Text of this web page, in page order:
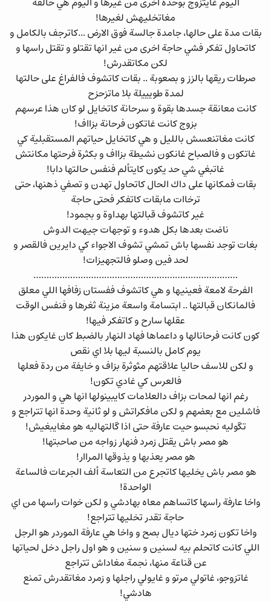
اليوم غايتزوج بوحدة اخرى من غيرها و اليوم هي حالفة
مغاتخليهش لغيرها!
بقات مدة على حالها، جامدة جالسة فوق الارض ...كاترجف بالكامل و
كاتحاول تفكر فشي حاجة اخرى من غير انها تقتلو و تقتل راسها و
لكن مكاتقدرش!
صرطات ريقها بالزز و بصعوبة .. بقات كاتشوف فالفراغ على حالتها
لمدة طويييلة بلا ماتزحزح
كانت معانقة جسدها بقوة و سرحانة كاتخايل لو كان هذا عرسهم
بزوج كانت غاتكون فرحانة بزااف!
كانت مغاتنعسش بالليل و هي كاتخايل حياتهم المستقبلية كي
غاتكون و فالصباح غانكون نشيطة بزااف و بكثرة فرحتها مكانتش
غاتبغي شي حد يكون كايتألم فنفس حالتها دابا!
بقات فمكانها على داك الحال كاتحاول تهدن و تصفي ذهنها، حتى
ترخاات مابقات كاتفكر فحتى حاجة
غير كاتشوف قبالتها بهداوة و بجمود!
ناضت بعدها بكل هدوء و توجهات جيهت الدوش
بغات توجد نفسها باش تمشي تشوف الاجواء كي دايرين فالقصر و
لحد فين وصلو فالتجهيزات!
……………………………………………………………………
الفرحة لامعة فعينيها و هي كاتشوف ففستان زفافها اللي معلق
فالمانكان قبالتها .. ابتسامة واسعة مزينة ثغرها و فنفس الوقت
عقلها سارح و كاتفكر فيها!
كون كانت فرحانالها و داعماها فهاد النهار بالضبط كان غايكون هذا
يوم كامل بالنسبة ليها بلا اي نقص
و لكن للاسف حاليا علاقتهم مثوثرة بزاف و خايفة من ردة فعلها
فالعرس كي غادي تكون!
رغم انها لمحات بزاف دالعلامات كايبينولها انها هي و الموردر
فاشلين مع بعضهم و لكن مافكراتش و لو ثانية وحدة انها تتراجع و
تگوليه نحبسو حيت عارفة حتى اذا گالتهاليه هو مغايبغيش!
هو مصر باش يقتل زمرد فنهار زواجه من صاحبتها!
هو مصر يعذبها و يذوقها المراار!
هو مصر باش يخليها كاتجرع من التعاسة ألف الجرعات فالساعة
الواحدة!
واخا عارفة راسها كاتساهم معاه بهادشي و لكن خوات راسها من اي
حاجة تقدر تخليها تتراجع!
واخا تكون زمرد ختها ديال بصح و واخا هي عارفة الموردر هو الرجل
اللي كانت كاتحلم بيه لسنين و سنين و هو اول راجل دخل لحياتها
عن قناعة منها، نجمة مغاداش تتراجع
غاتزوجو، غاتولي مرتو و غايولي راجلها و زمرد مغاتقدرش تمنع
هادشي!